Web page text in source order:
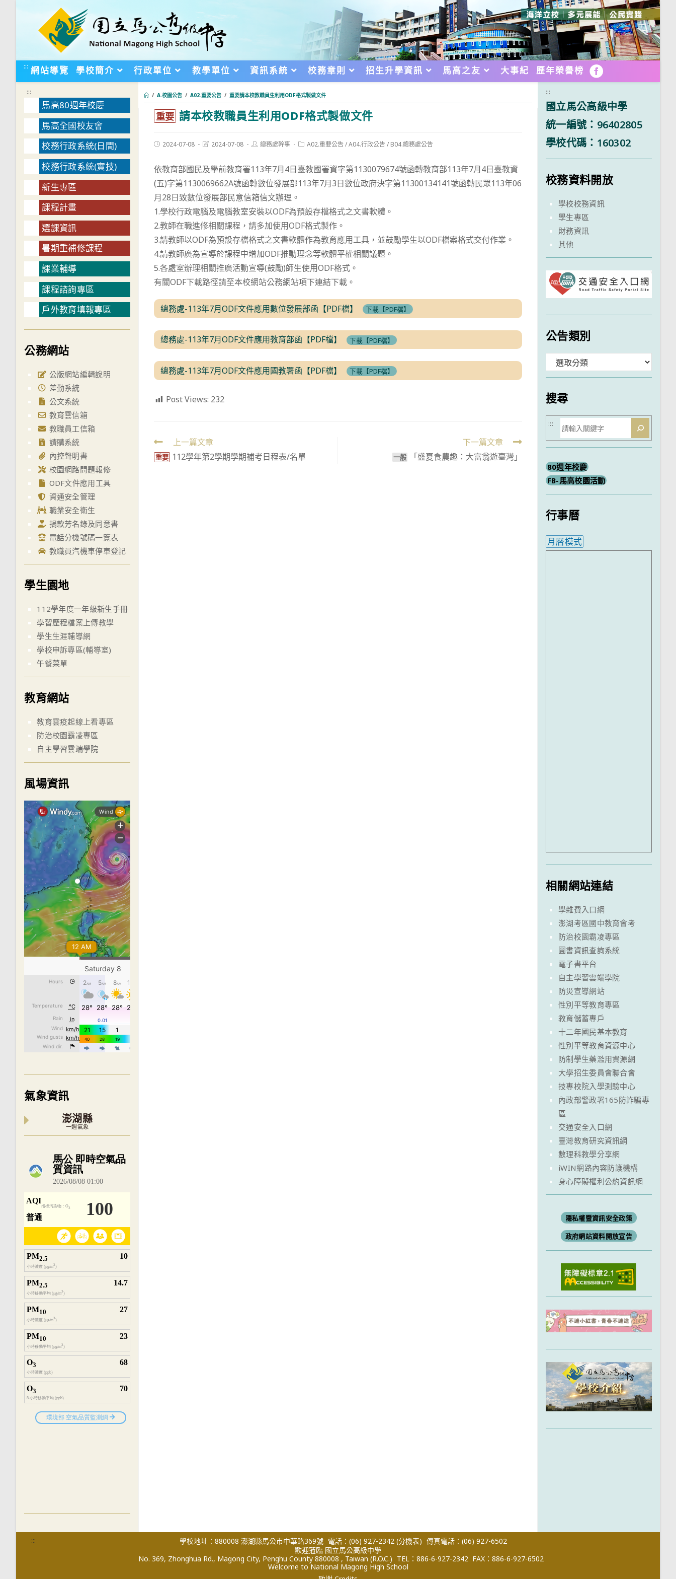
::: 網站導覽 學校簡介 行政單位 教學單位 資訊系統 校務章則 招生升學資訊 馬高之友 大事紀 歷年榮譽榜 FB
/ A.校園公告 / A02.重要公告 / 重要請本校教職員生利用ODF格式製做文件
重要 請本校教職員生利用ODF格式製做文件
Post2024-07-08
Post2024-07-08
Post總務處幹事
PostA02.重要公告/A04.行政公告/ B04.總務處公告
依教育部國民及學前教育署113年7月4日臺教國署資字第1130079674號函轉教育部113年7月4日臺教資
(五)字第1130069662A號函轉數位發展部113年7月3日數位政府決字第11300134141號函轉民眾113年06
月28日致數位發展部民意信箱信文辦理。
1.學校行政電腦及電腦教室安裝以ODF為預設存檔格式之文書軟體。
2.教師在職進修相關課程，請多加使用ODF格式製作。
3.請教師以ODF為預設存檔格式之文書軟體作為教育應用工具，並鼓勵學生以ODF檔案格式交付作業。
4.請教師廣為宣導於課程中增加ODF推動理念等軟體平權相關議題。
5.各處室辦理相關推廣活動宣導(鼓勵)師生使用ODF格式。
有關ODF下載路徑請至本校網站公務網站項下連結下載。
總務處-113年7月ODF文件應用數位發展部函【PDF檔】 下載【PDF檔】
總務處-113年7月ODF文件應用教育部函【PDF檔】 下載【PDF檔】
總務處-113年7月ODF文件應用國教署函【PDF檔】 下載【PDF檔】
Post Views: 232
Read
more
上一篇文章
重要 112學年第2學期學期補考日程表/名單
下一篇文章
⼀般 「盛夏食農趣：大富翁遊臺灣」
:::
馬高80週年校慶
馬高全國校友會
校務行政系統(日間)
校務行政系統(實技)
新生專區
課程計畫
選課資訊
暑期重補修課程
課業輔導
課程諮詢專區
戶外教育填報專區
公務網站
公版網站編輯說明
差勤系統
公文系統
教育雲信箱
教職員工信箱
請購系統
內控聲明書
校園網路問題報修
ODF文件應用工具
資通安全管理
職業安全衛生
捐款芳名錄及同意書
電話分機號碼一覽表
教職員汽機車停車登記
學生園地
112學年度一年級新生手冊
學習歷程檔案上傳教學
學生生涯輔導網
學校申訴專區(輔導室)
午餐菜單
教育網站
教育雲疫起線上看專區
防治校園霸凌專區
自主學習雲端學院
風場資訊
氣象資訊
澎湖縣
一週氣象
內嵌空氣品質小工具為視覺預覽，完整即時空氣品質資料請開啟
:::
國立馬公高級中學
統一編號：96402805
學校代碼：160302
校務資料開放
學校校務資訊
學生專區
財務資訊
其他
公告類別
類
搜尋
搜
尋
:::
80週年校慶
FB-馬高校園活動
行事曆
月曆模式
相關網站連結
學雜費入口網
澎湖考區國中教育會考
防治校園霸凌專區
圖書資訊查詢系統
電子書平台
自主學習雲端學院
防災宣導網站
性別平等教育專區
教育儲蓄專戶
十二年國民基本教育
性別平等教育資源中心
防制學生藥濫用資源網
大學招生委員會聯合會
技專校院入學測驗中心
內政部警政署165防詐騙專
區
交通安全入口網
臺灣教育研究資訊網
數理科教學分享網
iWIN網路內容防護機構
身心障礙權利公約資訊網
隱私權暨資訊安全政策
政府網站資料開放宣告
::: 學校地址：880008 澎湖縣馬公市中華路369號 電話：(06) 927-2342 (分機表) 傳真電話：(06) 927-6502
歡迎蒞臨 國立馬公高級中學
No. 369, Zhonghua Rd., Magong City, Penghu County 880008 , Taiwan (R.O.C.) TEL：886-6-927-2342 FAX：886-6-927-6502
Welcome to National Magong High School